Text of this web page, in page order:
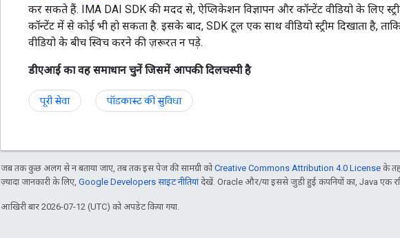
कर सकते हैं. IMA DAI SDK की मदद से, ऐप्लिकेशन विज्ञापन और कॉन्टेंट वीडियो के लिए
कॉन्टेंट में से कोई भी हो सकता है. इसके बाद, SDK टूल एक साथ वीडियो स्ट्रीम दिखाता है,
वीडियो के बीच स्विच करने की ज़रूरत न पड़े.
डीएआई का वह समाधान चुनें जिसमें आपकी दिलचस्पी है
पूरी सेवा पॉडकास्ट की सुविधा
जब तक कुछ अलग से न बताया जाए, तब तक इस पेज की सामग्री कोCreative Commons Attribution 4.0 License के
ज़्यादा जानकारी के लिए, Google Developers साइट नीतियांदेखें. Oracle और/या इससे जुड़ी हुई कंपनियों का, Java एक
आखिरी बार 2026-07-12 (UTC) को अपडेट किया गया.